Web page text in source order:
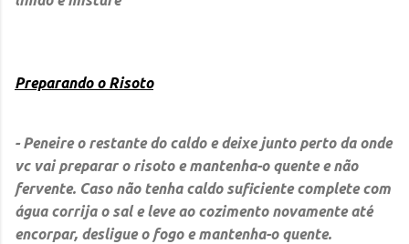
Preparando o Risoto
- Peneire o restante do caldo e deixe junto perto da onde
vc vai preparar o risoto e mantenha-o quente e não
fervente. Caso não tenha caldo suficiente complete com
água corrija o sal e leve ao cozimento novamente até
encorpar, desligue o fogo e mantenha-o quente.